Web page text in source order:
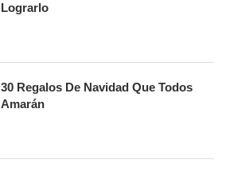
Lograrlo
30 Regalos De Navidad Que Todos
Amarán